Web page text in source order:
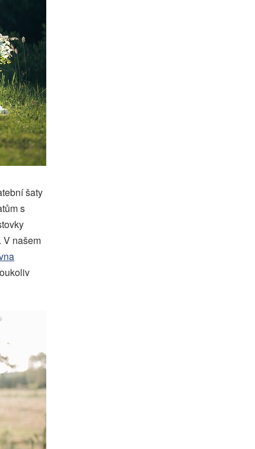
šaty
s
V našem